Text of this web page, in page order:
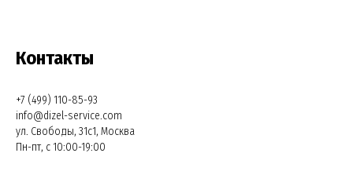
Контакты
+7 (499) 110-85-93
info@dizel-service.com
ул. Свободы, 31с1, Москва
Пн-пт, с 10:00-19:00